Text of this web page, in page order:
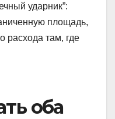
ударник”:
площадь,
расхода там, где
оба